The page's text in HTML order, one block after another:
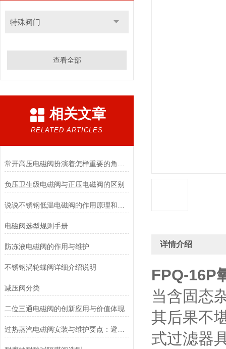
特殊阀门
查看全部
相关文章
RELATED ARTICLES
负压卫生级电磁阀与正压电磁阀的区别
电磁阀选型规则手册
防冻液电磁阀的作用与维护
不锈钢涡轮蝶阀详细介绍说明
减压阀分类
二位三通电磁阀的创新应用与价值体现
详情介绍
FPQ-16P
当含固态
其后果不
式过滤器